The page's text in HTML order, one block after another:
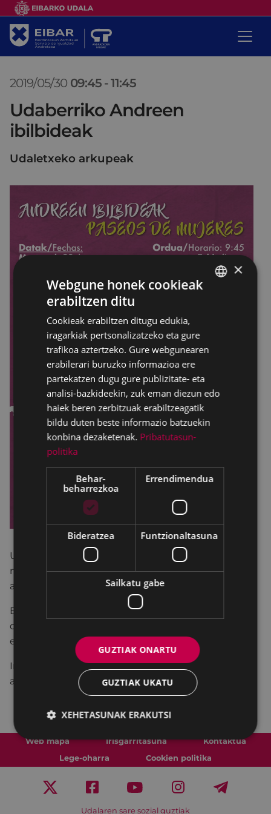
2019/05/30 09:45 -11:45
Udaberriko Andreen
ibilbideak
Udaletxeko arkupeak
Udaberriko azken Andreen ibilbidea izango dugu
maiatzaren 30an, osteguna, 9:45ean Udaletxeko
arkupetan.
Bi orduko ibilbidea izango da eta jarduera doakoa
da. Emakumeei zuzenduta. Ibilbideko gidaria
egongo da.
Informazio gehiagorako: 943 70 08 28
andretxea@eibar.eus
Web mapa Irisgarritasuna
Kontaktua
Lege-oharra
Cookien politika
Udalaren sare sozial guztiak
×
Webgune honek cookieak
erabiltzen ditu
Cookieak erabiltzen ditugu edukia,
iragarkiak pertsonalizatzeko eta gure
trafikoa aztertzeko. Gure webgunearen
erabilerari buruzko informazioa ere
partekatzen dugu gure publizitate- eta
analisi-bazkideekin, zuk eman diezun edo
haiek beren zerbitzuak erabiltzeagatik
bildu duten beste informazio batzuekin
konbina dezaketenak. Pribatutasun-
politika
Behar-
beharrezkoa
Errendimendua
Bideratzea Funtzionaltasuna
Sailkatu gabe
GUZTIAK ONARTU
GUZTIAK UKATU
XEHETASUNAK ERAKUTSI